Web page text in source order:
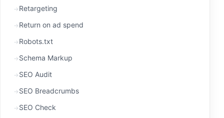
Retargeting
Return on ad spend
Robots.txt
Schema Markup
SEO Audit
SEO Breadcrumbs
SEO Check